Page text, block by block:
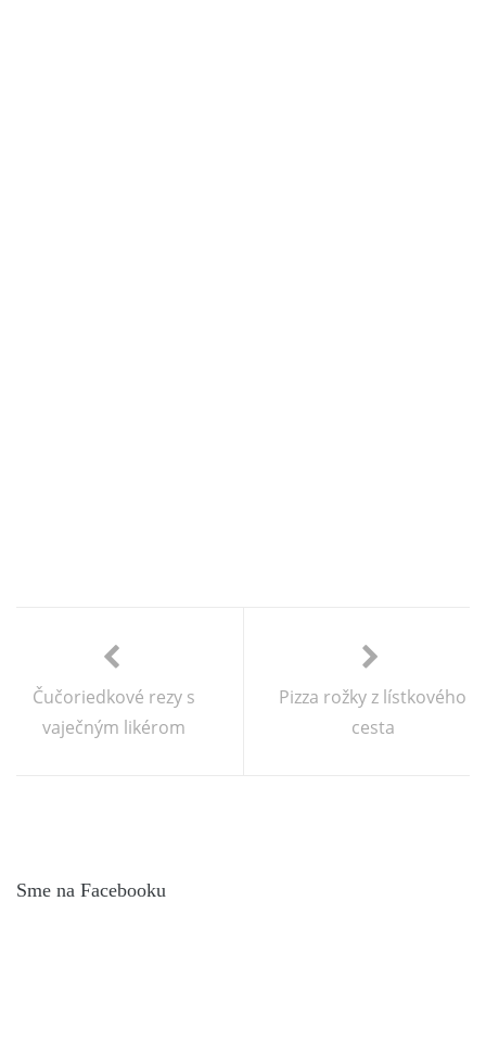
Čučoriedkové rezy s
vaječným likérom
Pizza rožky z lístkového
cesta
Sme na Facebooku